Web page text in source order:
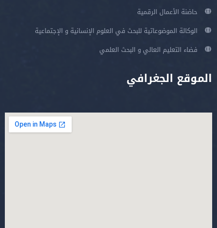
حاضنة الأعمال الرقمية
الوكالة الموضوعاتية للبحث في العلوم الإنسانية و الإجتماعية
فضاء التعليم العالي و البحث العلمي
الموقع الجغرافي